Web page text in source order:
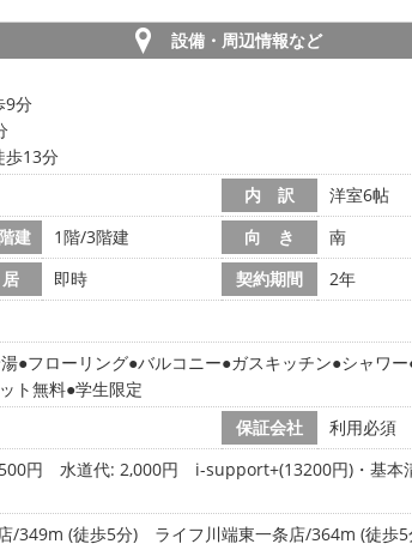
設備・周辺情報など
9分
歩13分
内 訳
洋室6帖
建 1階/3階建 向 き 南
即時 契約期間 2年
フローリング バルコニー ガスキッチン シャワー
ト無料 学生限定
保証会社
利用必須
円 水道代: 2,000円
i-support+(13200円)・基本
/349m (徒歩5分) ライフ川端東一条店/364m (徒歩5